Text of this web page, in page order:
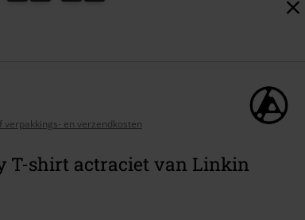
verpakkings- en verzendkosten
T-shirt actraciet van Linkin